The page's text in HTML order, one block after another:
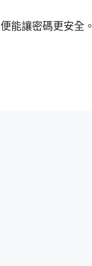
能讓密碼更安全。